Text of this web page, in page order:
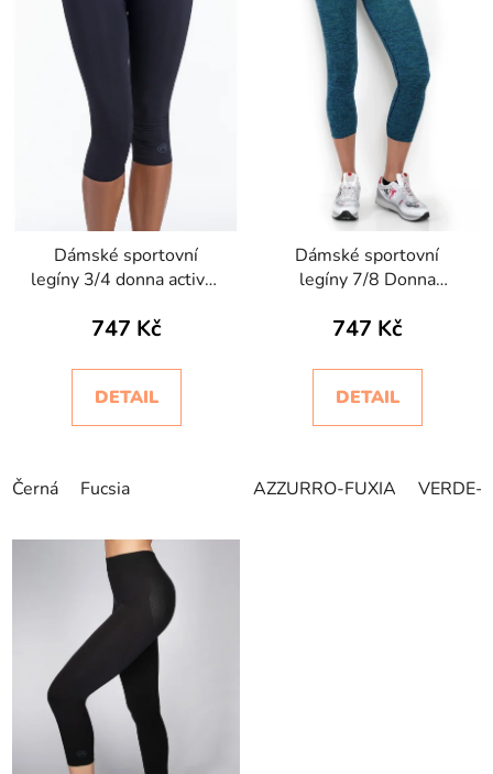
Dámské sportovní
legíny 3/4 donna active-
747 Kč
DETAIL
Černá Fucsia
Dámské sportovní
legíny 7/8 Donna
747 Kč
DETAIL
AZZURRO-FUXIA VERDE-